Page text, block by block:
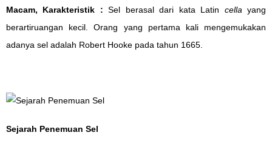
Macam, Karakteristik : Sel berasal dari kata Latin cella yang
berartiruangan kecil. Orang yang pertama kali mengemukakan
adanya sel adalah Robert Hooke pada tahun 1665.
Sejarah Penemuan Sel